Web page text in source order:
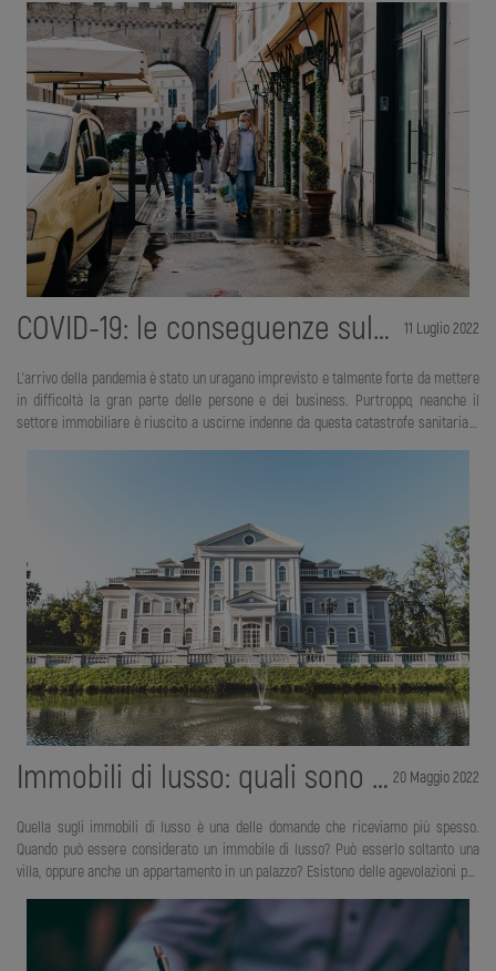
devi sapere sul crowdfunding immobiliare. Dobbiamo partire innanzitutto dalla
definizione. Cosa si intende per crowdfunding immobiliare? Il crowdfunding
immobiliare è un sistema di finanziamento collettivo, che ha come obiettivo quello
di finanziare qualsiasi operazione nel settore immobiliare utilizzando un numero
ampio di investitori.
COVID-19: le conseguenze sul settore immobiliare 11 Luglio 2022
L’arrivo della pandemia è stato un uragano imprevisto e talmente forte da mettere
in difficoltà la gran parte delle persone e dei business. Purtroppo, neanche il
settore immobiliare è riuscito a uscirne indenne da questa catastrofe sanitaria.
Immobili di lusso: quali sono e quali imposte bisogna pagare 20 Maggio 2022
Quella sugli immobili di lusso è una delle domande che riceviamo più spesso.
Quando può essere considerato un immobile di lusso? Può esserlo soltanto una
villa, oppure anche un appartamento in un palazzo? Esistono delle agevolazioni per
questo è decisamente l’articolo che fa per te. Mettiti comodo e andiamo a scoprire
tutto quello che devi sapere sugli immobili di lusso. Partiamo subito dalle
caratteristiche. Un immobile è considerato di lusso se si trova in un’area urbana